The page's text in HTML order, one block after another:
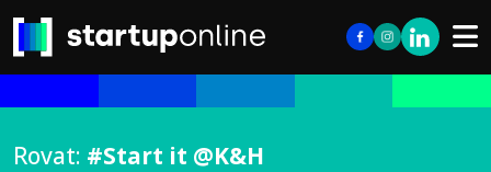
Rovat: #Start it @K&H